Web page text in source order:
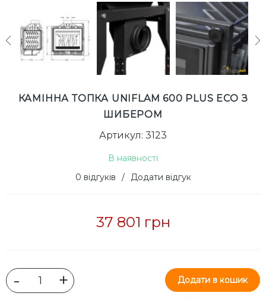
next
КАМІННА ТОПКА UNIFLAM 600 PLUS ECO З
ШИБЕРОМ
Артикул: 3123
В наявності
0 відгуків
/ Додати відгук
37 801 грн
- + Додати в кошик